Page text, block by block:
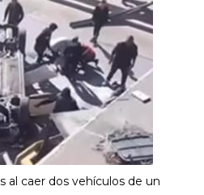
al caer dos vehículos de un